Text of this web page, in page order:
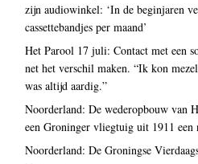
zijn audiowinkel: ‘In de beginjaren
cassettebandjes per maand’
Het Parool 17 juli: Contact met een
net het verschil maken. “Ik kon
was altijd aardig.”
Noorderland: De wederopbouw van
een Groninger vliegtuig uit 1911 een
Noorderland: De Groningse